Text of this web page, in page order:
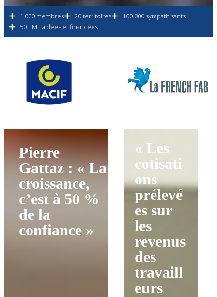
1 000 membres 20 territoires
100 000 sympathisants
50 PME aidées et financées
Pierre
Gattaz : « La
croissance,
c’est à 50 %
de la
confiance »
« Les
cotisati
ons
prélevé
es sur
les
revenus
des
travaill
eurs